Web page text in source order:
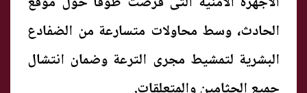
الحادث، وسط محاولات متسارعة من الضفادع
البشرية لتمشيط مجرى الترعة وضمان انتشال